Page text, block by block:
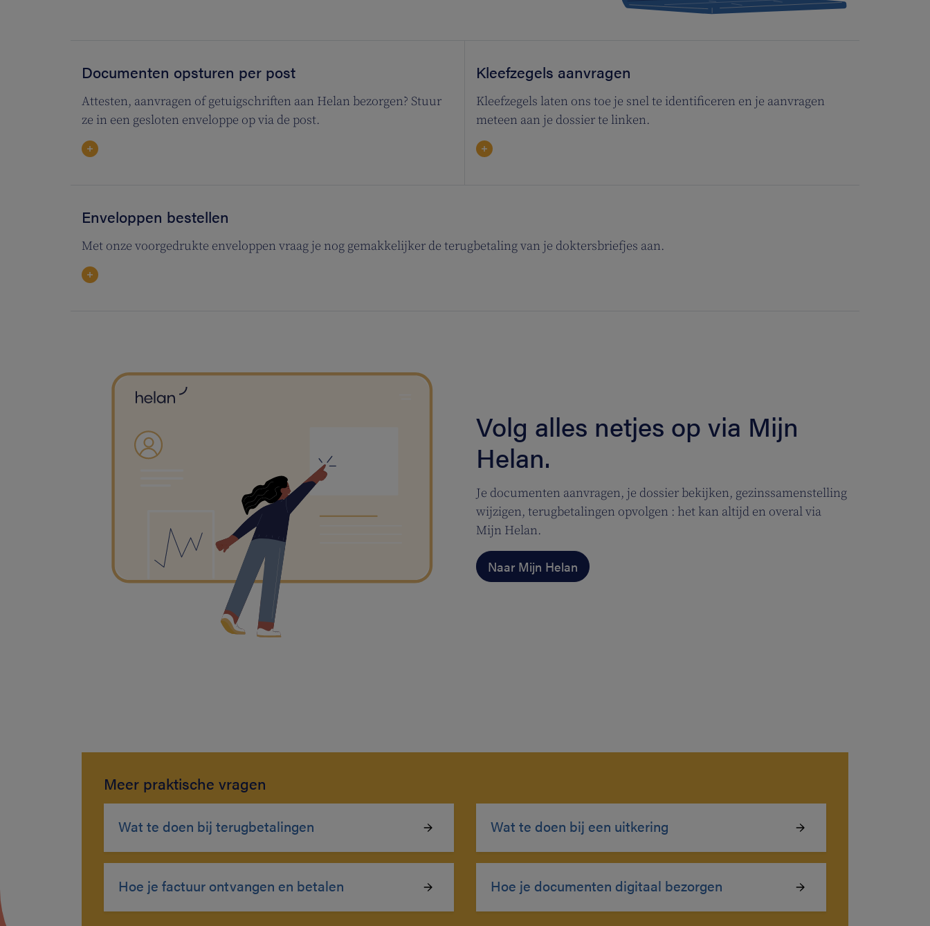
Documenten opsturen per post
Attesten, aanvragen of getuigschriften aan Helan bezorgen? Stuur
ze in een gesloten enveloppe op via de post.
Kleefzegels aanvragen
Kleefzegels laten ons toe je snel te identificeren en je aanvragen
meteen aan je dossier te linken.
Enveloppen bestellen
Met onze voorgedrukte enveloppen vraag je nog gemakkelijker de terugbetaling van je doktersbriefjes aan.
Volg alles netjes op via Mijn
Helan.
Je documenten aanvragen, je dossier bekijken, gezinssamenstelling
wijzigen, terugbetalingen opvolgen : het kan altijd en overal via
Mijn Helan.
Naar Mijn Helan
Meer praktische vragen
Wat te doen bij terugbetalingen
Hoe je factuur ontvangen en betalen
Wat te doen bij een uitkering
Hoe je documenten digitaal bezorgen